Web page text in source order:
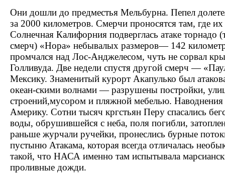
Они дошли до предместья Мельбурна. Пепел
за 2000 километров. Смерчи проносятся там, где
Солнечная Калифорния подверглась атаке
смерч) «Нора» небывалых размеров— 142
промчался над Лос-Анджелесом, чуть не сорвал
Голливуда. Две недели спустя другой смерч —
Мексику. Знаменитый курорт Акапулько был
океан-скими волнами — разрушены постройки,
строений,мусором и пляжной мебелью.
Америку. Сотни тысяч кргстьян Перу спасались
воды, обрушившейся с неба, поля погибли,
раньше журчали ручейки, пронеслись бурные
пустыню Атакама, которая всегда отличалась
такой, что НАСА именно там испытывала
проливные дожди.